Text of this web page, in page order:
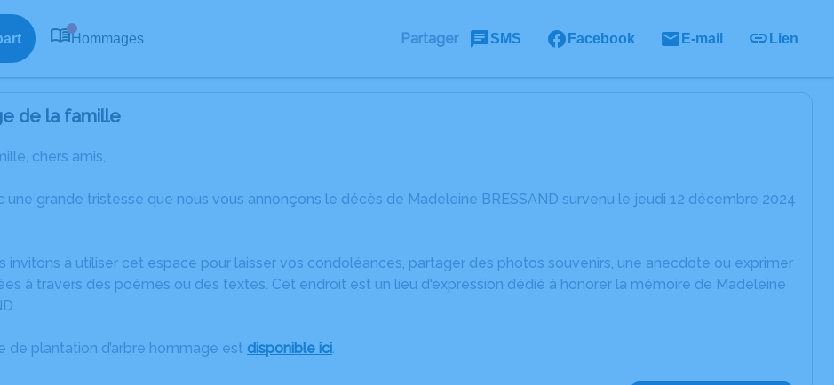
Hommages Partager SMS Facebook E-mail Lien
de la famille
chers amis,
une grande tristesse que nous vous annonçons le décès de Madeleine BRESSAND survenu le jeudi 12 décembre 2024
invitons à utiliser cet espace pour laisser vos condoléances, partager des photos souvenirs, une anecdote ou exprimer
à travers des poèmes ou des textes. Cet endroit est un lieu d'expression dédié à honorer la mémoire de Madeleine
de plantation d’arbre hommage est disponible ici.